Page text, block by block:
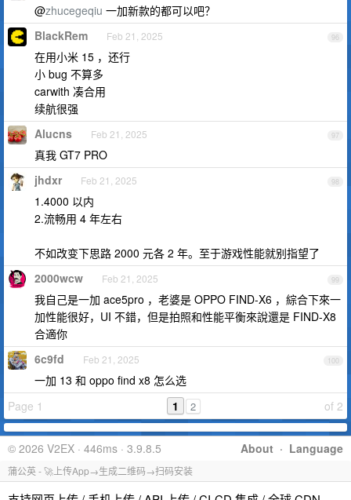
@zhucegeqiu 一加新款的都可以吧？
96
BlackRem Feb 21, 2025
在用小米 15 ，还行
小 bug 不算多
carwith 凑合用
续航很强
97
Alucns Feb 21, 2025
真我 GT7 PRO
98
jhdxr Feb 21, 2025
1.4000 以内
2.流畅用 4 年左右
不如改变下思路 2000 元各 2 年。至于游戏性能就别指望了
99
2000wcw Feb 21, 2025
我自己是一加 ace5pro ，老婆是 OPPO FIND-X6 ，綜合下來一
加性能很好，UI 不錯，但是拍照和性能平衡來說還是 FIND-X8
合適你
100
6c9fd Feb 21, 2025
一加 13 和 oppo find x8 怎么选
Page 1
of 2
1 2
About · Language
© 2026 V2EX · 446ms · 3.9.8.5
蒲公英 - 🚀上传App→生成二维码→扫码安装